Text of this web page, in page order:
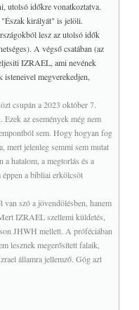
utolsó időkre vonatkoztatva.
királyát" is jelöli.
lesz az utolsó idők
A végső csatában (az
IZRAEL, ami nevének
megverekedjen,
csupán a 2023 október 7.
Ezek az események még nem
sem. Hogy hogyan fog
mert jelenleg semmi sem mutat
a hatalom, a megtorlás és a
éppen a bibliai erkölcsöt
szó a jövendölésben, hanem
IZRAEL szellemi küldetés,
JHWH mellett. A próféciában
lesznek megerősített falaik,
államra jellemző. Góg azt